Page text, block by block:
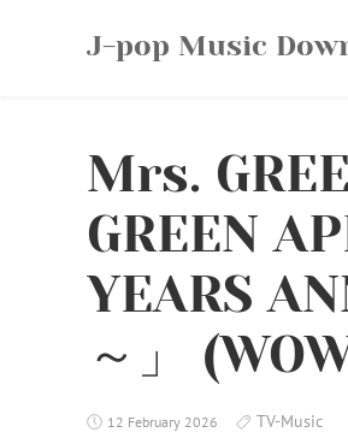
J-pop Music
Mrs.
GREEN
YEARS
～」
12 February 2026 TV-Music